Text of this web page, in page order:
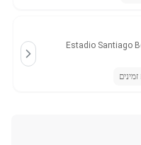
Estadio Santiago